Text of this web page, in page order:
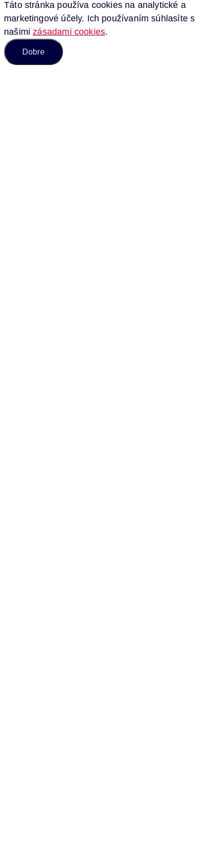
Táto stránka používa cookies na analytické a
marketingové účely. Ich používaním súhlasíte s
našimizásadami cookies.
Dobre